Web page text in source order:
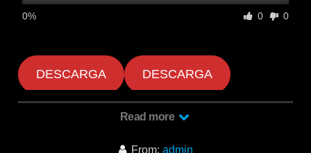
0% 0 0
DESCARGA DESCARGA
Read more
From: admin